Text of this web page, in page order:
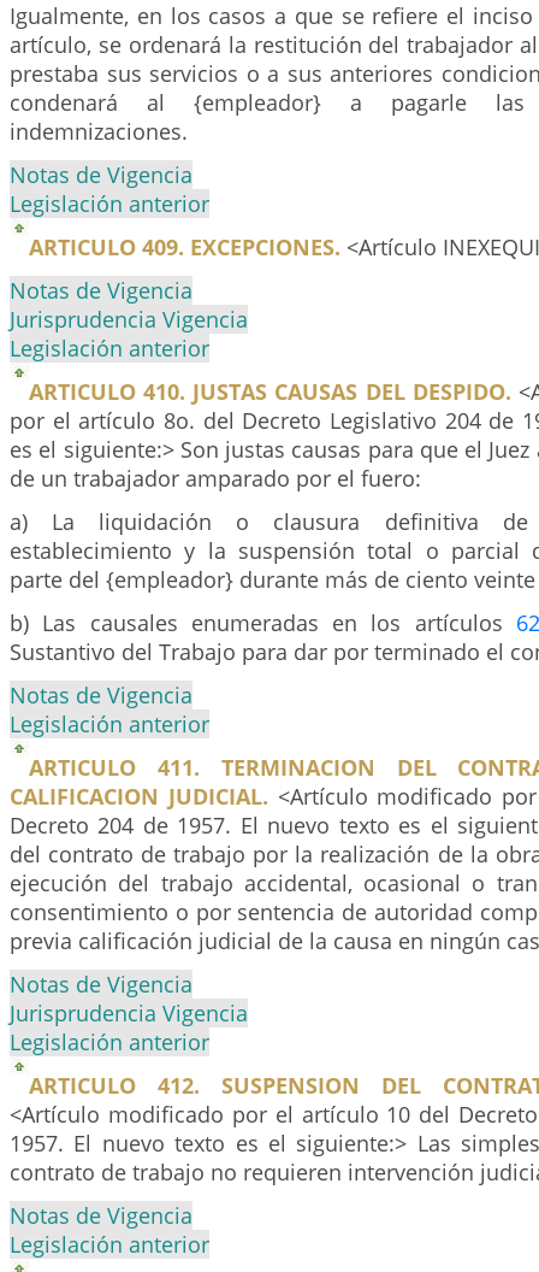
Igualmente, en los casos a que se refiere el
artículo, se ordenará la restitución del trabajador
prestaba sus servicios o a sus anteriores
condenará al {empleador} a pagarle las
indemnizaciones.
Notas de Vigencia
Legislación anterior
ARTICULO 409. EXCEPCIONES. <Artículo
Notas de Vigencia
Jurisprudencia Vigencia
Legislación anterior
ARTICULO 410. JUSTAS CAUSAS DEL DESPIDO.
por el artículo 8o. del Decreto Legislativo 204 de
es el siguiente:> Son justas causas para que el
de un trabajador amparado por el fuero:
a) La liquidación o clausura definitiva
establecimiento y la suspensión total o parcial
parte del {empleador} durante más de ciento veinte
b) Las causales enumeradas en los artículos 62
Sustantivo del Trabajo para dar por terminado el
Notas de Vigencia
Legislación anterior
ARTICULO 411. TERMINACION DEL
CALIFICACION JUDICIAL. <Artículo modificado
Decreto 204 de 1957. El nuevo texto es el
del contrato de trabajo por la realización de la
ejecución del trabajo accidental, ocasional o
consentimiento o por sentencia de autoridad
previa calificación judicial de la causa en ningún
Notas de Vigencia
Jurisprudencia Vigencia
Legislación anterior
ARTICULO 412. SUSPENSION DEL
<Artículo modificado por el artículo 10 del
1957. El nuevo texto es el siguiente:> Las
contrato de trabajo no requieren intervención
Notas de Vigencia
Legislación anterior